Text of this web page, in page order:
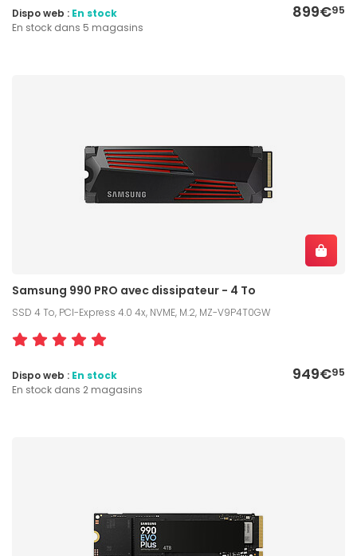
899€95
Dispo web : En stock
En stock dans 5 magasins
Samsung 990 PRO avec dissipateur - 4 To
SSD 4 To, PCI-Express 4.0 4x, NVME, M.2, MZ-V9P4T0GW
949€95
Dispo web : En stock
En stock dans 2 magasins